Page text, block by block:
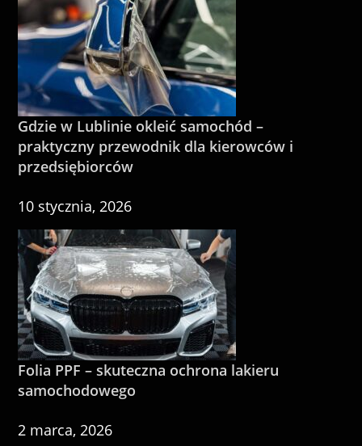
Gdzie w Lublinie okleić samochód –
praktyczny przewodnik dla kierowców i
przedsiębiorców
10 stycznia, 2026
Folia PPF – skuteczna ochrona lakieru
samochodowego
2 marca, 2026